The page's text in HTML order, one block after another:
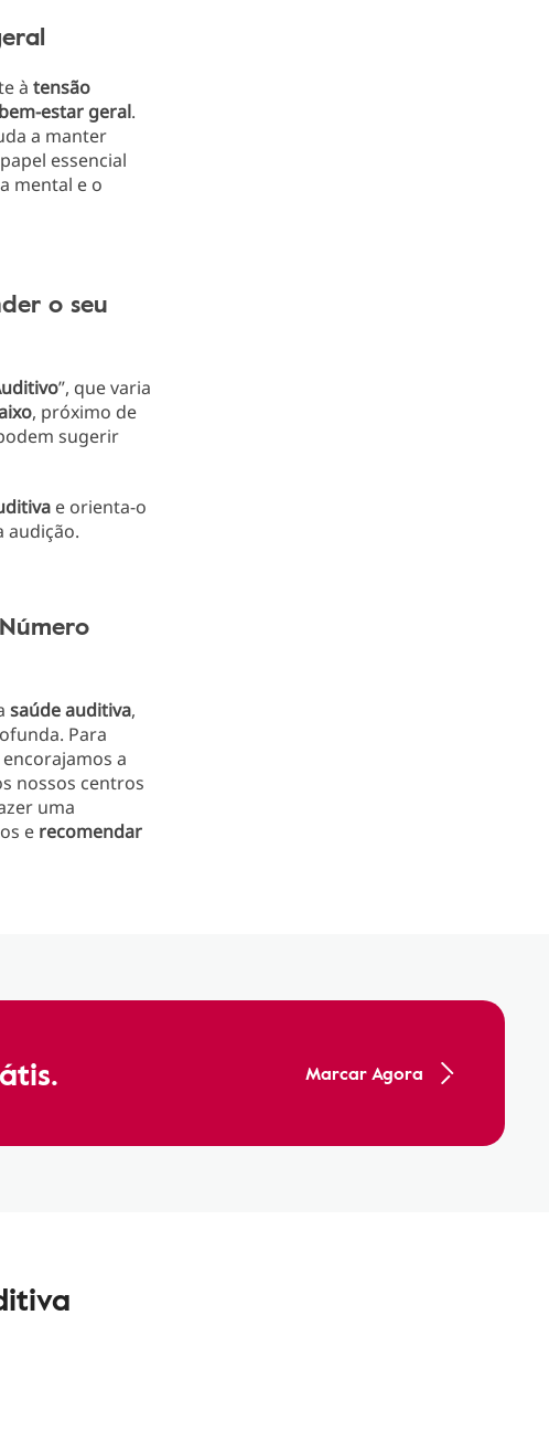
à tensão
bem-estar geral.
a manter
essencial
mental e o
o seu
”, que varia
, próximo de
sugerir
e orienta-o
audição.
saúdeauditiva,
Para
a
nossos centros
uma
e recomendar
Marcar Agora